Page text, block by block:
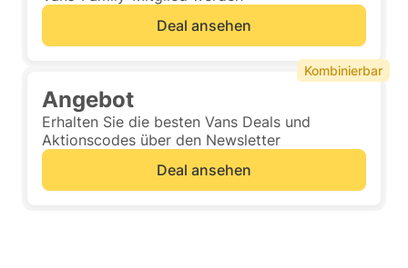
Deal ansehen
Angebot
Erhalten Sie die besten Vans Deals und
Aktionscodes über den Newsletter
Deal ansehen
Kombinierbar